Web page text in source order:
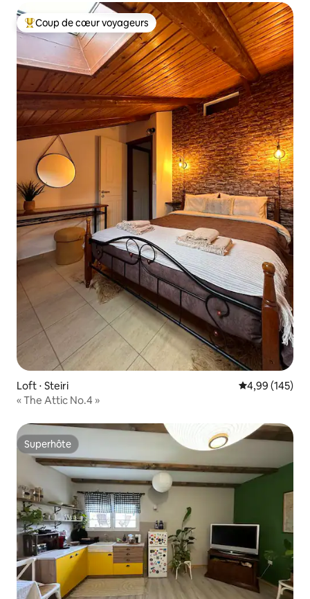
Coups de cœur voyageurs les plus appréciés
Coup de cœur voyageurs
Loft ⋅ Steiri Évaluation
4,99 (145)
« The Attic No.4 »
Superhôte
Superhôte